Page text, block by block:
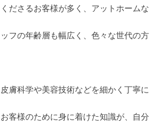
ださるお客様が多く、アットホームな
フの年齢層も幅広く、色々な世代の方
膚科学や美容技術などを細かく丁寧に
客様のために身に着けた知識が、自分